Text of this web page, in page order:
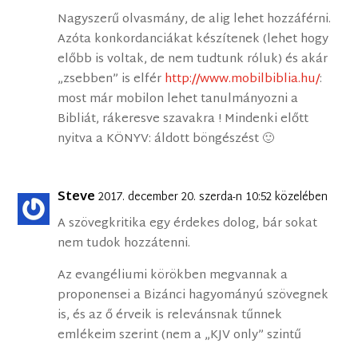
Nagyszerű olvasmány, de alig lehet hozzáférni.
Azóta konkordanciákat készítenek (lehet hogy
előbb is voltak, de nem tudtunk róluk) és akár
„zsebben” is elférhttp://www.mobilbiblia.hu/:
most már mobilon lehet tanulmányozni a
Bibliát, rákeresve szavakra ! Mindenki előtt
nyitva a KÖNYV: áldott böngészést 🙂
Steve 2017. december 20. szerda-n 10:52 közelében
A szövegkritika egy érdekes dolog, bár sokat
nem tudok hozzátenni.
Az evangéliumi körökben megvannak a
proponensei a Bizánci hagyományú szövegnek
is, és az ő érveik is relevánsnak tűnnek
emlékeim szerint (nem a „KJV only” szintű